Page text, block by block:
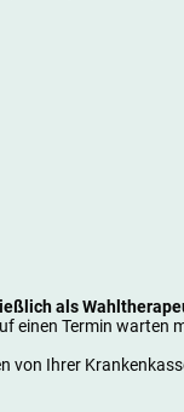
als
einen Termin warten
von Ihrer